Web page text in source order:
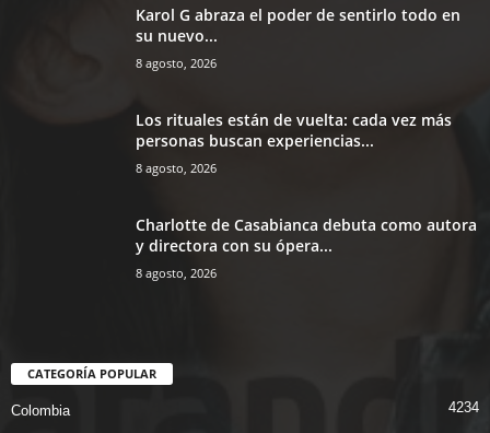
Karol G abraza el poder de sentirlo todo en
su nuevo...
8 agosto, 2026
Los rituales están de vuelta: cada vez más
personas buscan experiencias...
8 agosto, 2026
Charlotte de Casabianca debuta como autora
y directora con su ópera...
8 agosto, 2026
CATEGORÍA POPULAR
Colombia
4234